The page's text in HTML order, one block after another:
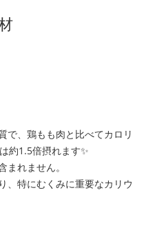
で、鶏もも肉と比べてカロリ
約1.5倍摂れます✨
れません。
、特にむくみに重要なカリウ